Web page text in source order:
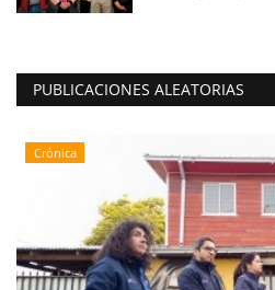
PUBLICACIONES ALEATORIAS
Crónica